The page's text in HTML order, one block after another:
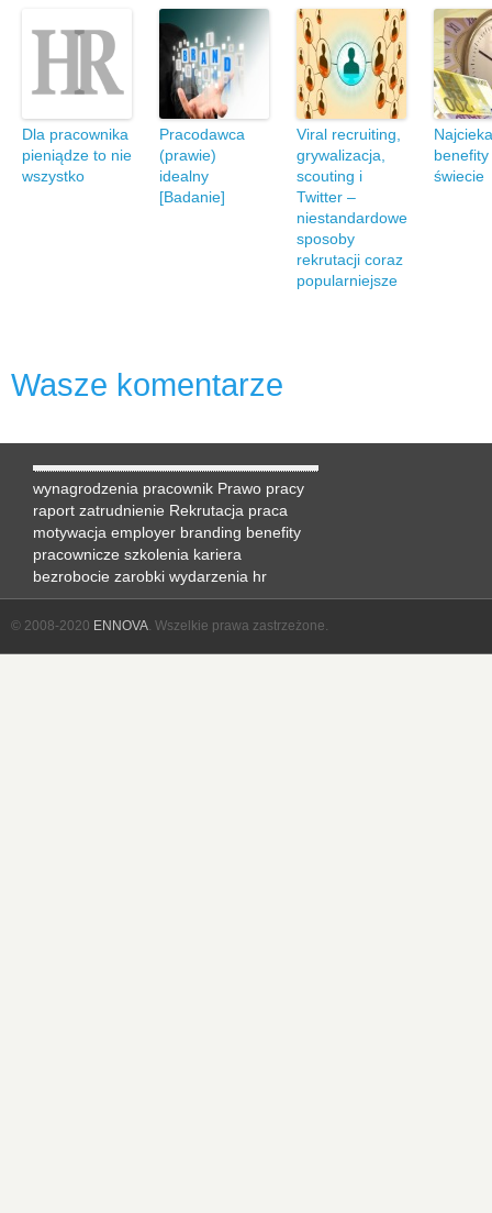
Dla pracownika
pieniądze to nie
wszystko
Pracodawca
(prawie)
idealny
[Badanie]
Viral recruiting,
grywalizacja,
scouting i
Twitter –
niestandardowe
sposoby
rekrutacji coraz
popularniejsze
świecie
Wasze komentarze
wynagrodzenia pracownik Prawo pracy
raport zatrudnienie Rekrutacja praca
motywacja employer branding benefity
pracownicze szkolenia kariera
bezrobocie zarobki wydarzenia hr
© 2008-2020 ENNOVA. Wszelkie prawa zastrzeżone.